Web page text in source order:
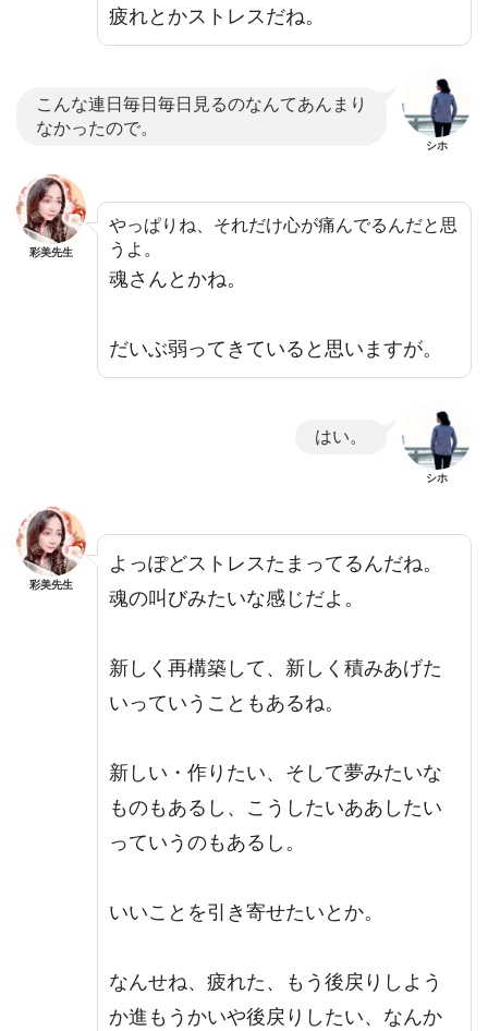
疲れとかストレスだね。
こんな連日毎日毎日見るのなんてあんまり
なかったので。
シホ
彩美先生
やっぱりね、それだけ心が痛んでるんだと思
うよ。
魂さんとかね。
だいぶ弱ってきていると思いますが。
はい。
シホ
彩美先生
よっぽどストレスたまってるんだね。
魂の叫びみたいな感じだよ。
新しく再構築して、新しく積みあげた
いっていうこともあるね。
新しい・作りたい、そして夢みたいな
ものもあるし、こうしたいああしたい
っていうのもあるし。
いいことを引き寄せたいとか。
なんせね、疲れた、もう後戻りしよう
か進もうかいや後戻りしたい、なんか